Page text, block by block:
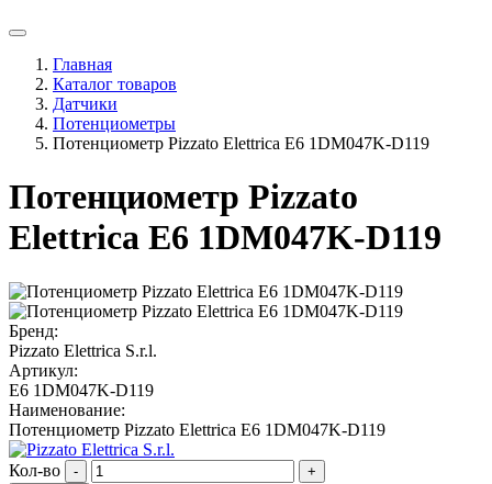
Главная
Каталог товаров
Датчики
Потенциометры
Потенциометр Pizzato Elettrica E6 1DM047K-D119
Потенциометр Pizzato
Elettrica E6 1DM047K-D119
Бренд:
Pizzato Elettrica S.r.l.
Артикул:
E6 1DM047K-D119
Наименование:
Потенциометр Pizzato Elettrica E6 1DM047K-D119
Кол-во -
+